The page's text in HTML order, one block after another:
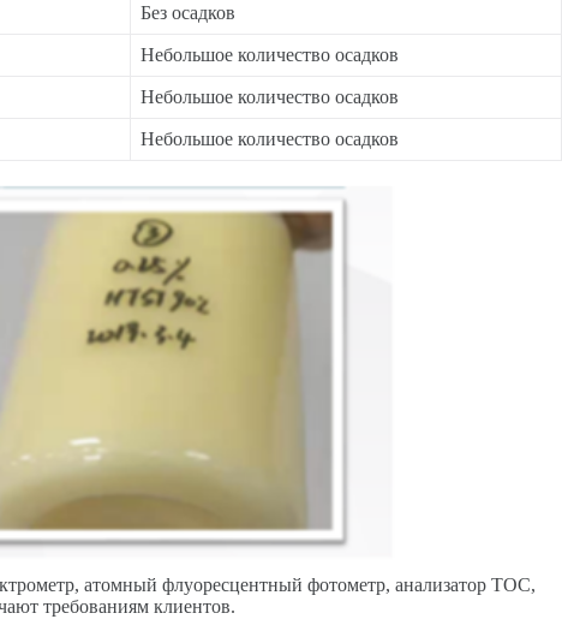
Без осадков
Небольшое количество осадков
Небольшое количество осадков
Небольшое количество осадков
атомный флуоресцентный фотометр, анализатор TOC,
требованиям клиентов.